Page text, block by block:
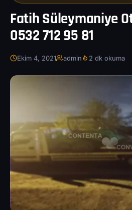
Fatih Süleymaniye
0532 712 95 81
Ekim 4, 2021 admin 2 dk okuma